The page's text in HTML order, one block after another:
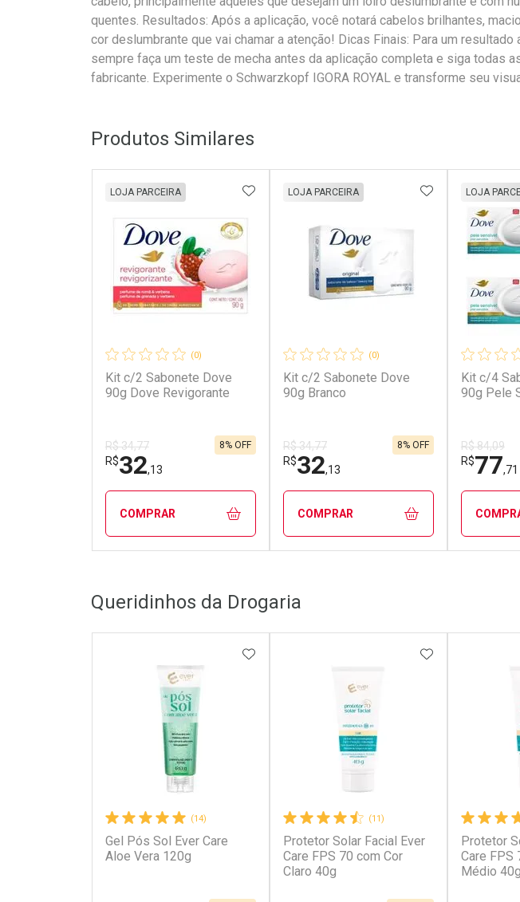
quentes. Resultados: Após a aplicação, você notará cabelos brilhantes,
cor deslumbrante que vai chamar a atenção! Dicas Finais: Para um resultado
sempre faça um teste de mecha antes da aplicação completa e siga todas
fabricante. Experimente o Schwarzkopf IGORA ROYAL e transforme seu
Produtos Similares
(0)
Kit c/2 Sabonete Dove
90g Dove Revigorante
LOJA PARCEIRA
R$ 34,77
R$32,13
8% OFF
ADICIONAR AOS FAVORITOS
COMPRAR
Laboratório
Ativar Desconto
Por Menos
(0)
Kit c/2 Sabonete Dove
90g Branco
LOJA PARCEIRA
R$ 34,77
R$32,13
8% OFF
ADICIONAR
COMPRAR
Laboratório
Ativar Desconto
Por Menos
Kit c/4
90g Pele
LOJA
R$ 84,09
R$77,71
Ativar
Queridinhos da Drogaria
(14)
Gel Pós Sol Ever Care
Aloe Vera 120g
ADICIONAR AOS FAVORITOS
(11)
Protetor Solar Facial Ever
Care FPS 70 com Cor
Claro 40g
ADICIONAR
Protetor
Care FPS
Médio 40g